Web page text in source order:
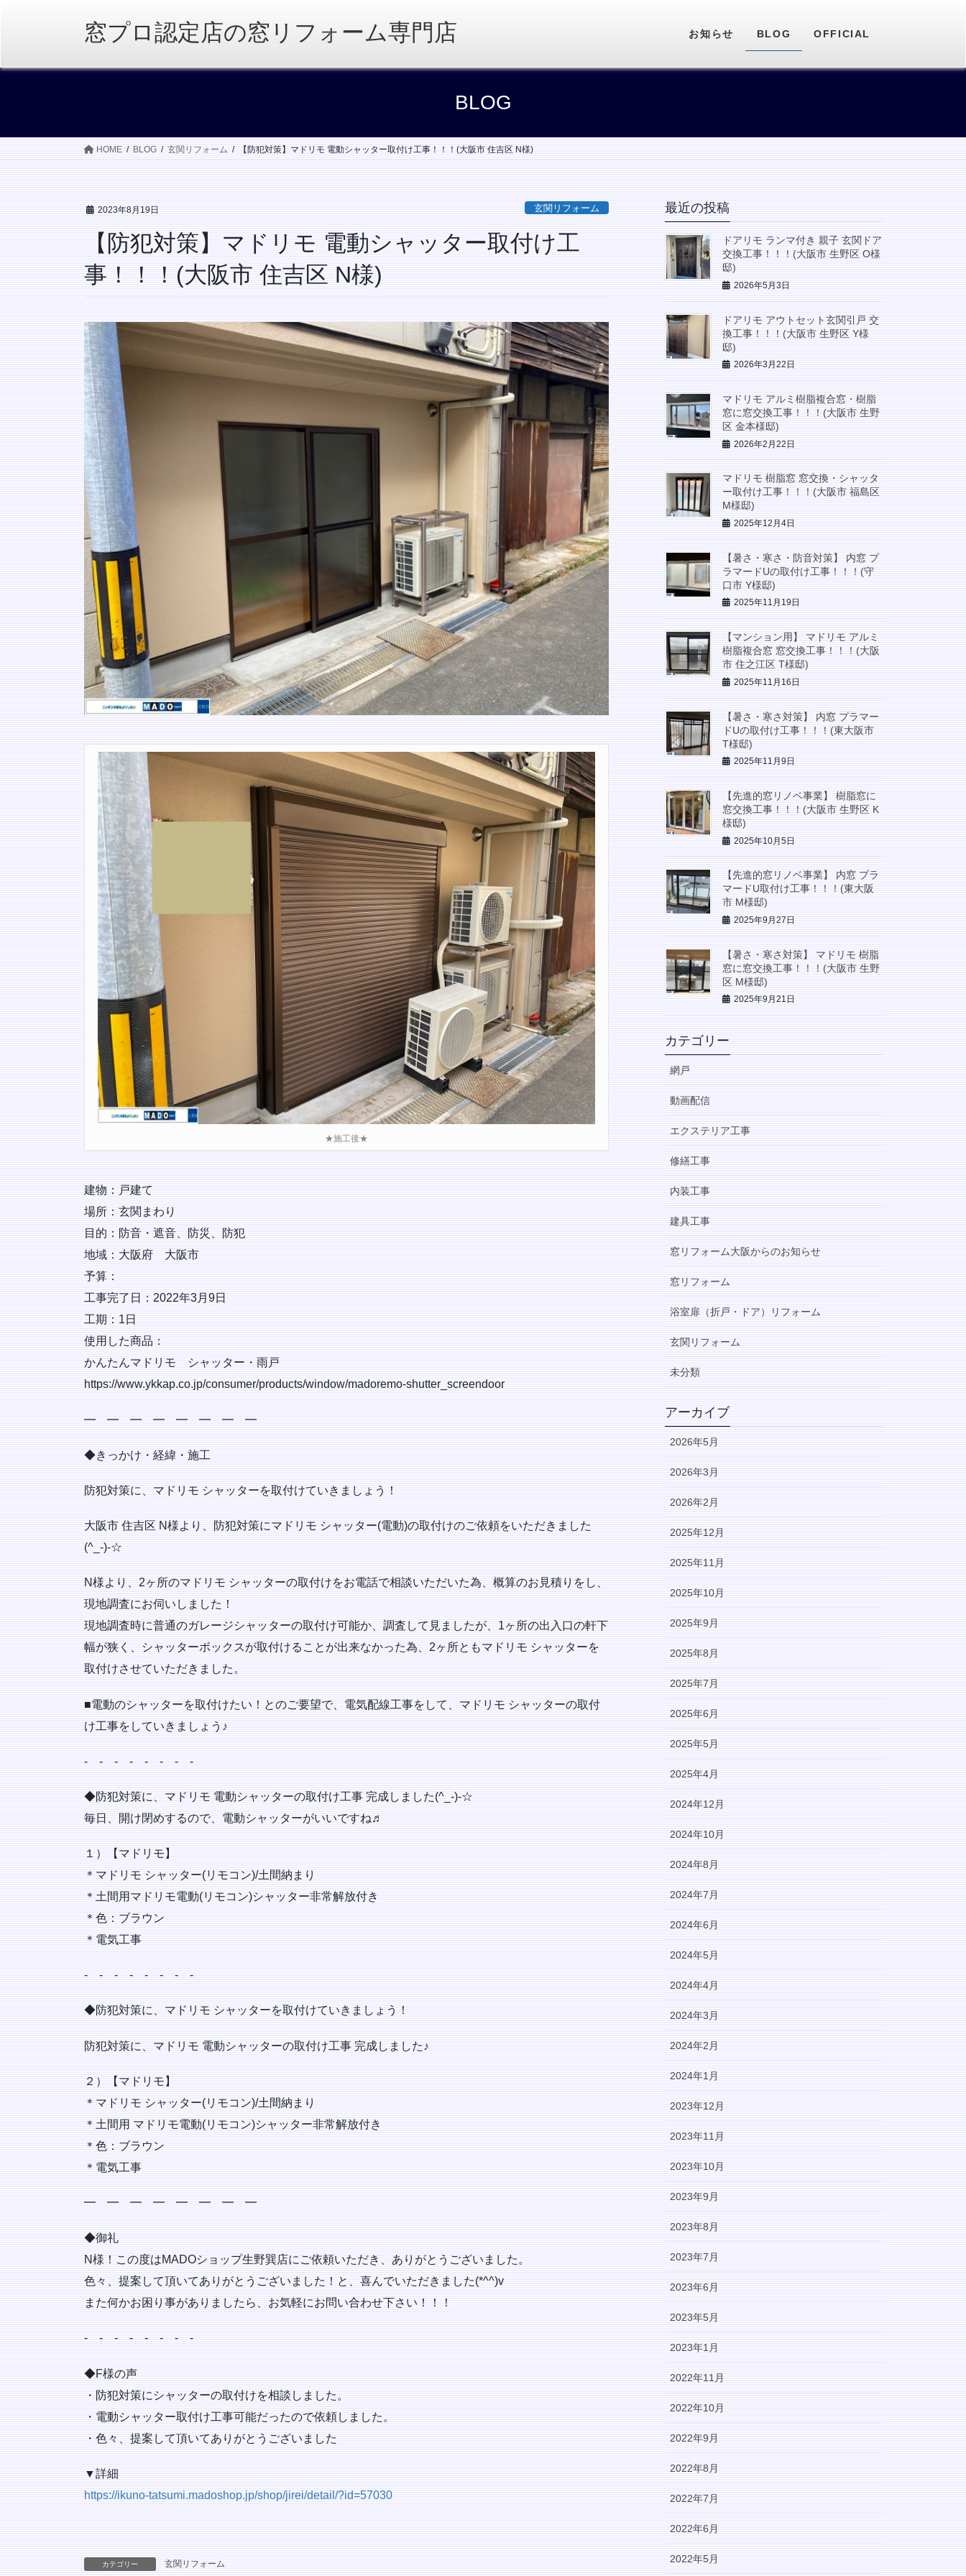
プ
動
窓プロ認定店の窓リフォーム専門店 お知らせ BLOG OFFICIAL
BLOG
HOME BLOG 玄関リフォーム 【防犯対策】マドリモ 電動シャッター取付け工事！！！(大阪市 住吉区 N様)
2023年8月19日 玄関リフォーム
【防犯対策】マドリモ 電動シャッター取付け工
事！！！(大阪市 住吉区 N様)
★施工後★
建物：戸建て
場所：玄関まわり
目的：防音・遮音、防災、防犯
地域：大阪府 大阪市
予算：
工事完了日：2022年3月9日
工期：1日
使用した商品：
かんたんマドリモ シャッター・雨戸
https://www.ykkap.co.jp/consumer/products/window/madoremo-shutter_screendoor
━ ━ ━ ━ ━ ━ ━ ━
◆きっかけ・経緯・施工
防犯対策に、マドリモ シャッターを取付けていきましょう！
大阪市 住吉区 N様より、防犯対策にマドリモ シャッター(電動)の取付けのご依頼をいただきました
(^_-)-☆
N様より、2ヶ所のマドリモ シャッターの取付けをお電話で相談いただいた為、概算のお見積りをし、
現地調査にお伺いしました！
現地調査時に普通のガレージシャッターの取付け可能か、調査して見ましたが、1ヶ所の出入口の軒下
幅が狭く、シャッターボックスが取付けることが出来なかった為、2ヶ所ともマドリモ シャッターを
取付けさせていただきました。
■電動のシャッターを取付けたい！とのご要望で、電気配線工事をして、マドリモ シャッターの取付
け工事をしていきましょう♪
‐ ‐ ‐ ‐ ‐ ‐ ‐ ‐
◆防犯対策に、マドリモ 電動シャッターの取付け工事 完成しました(^_-)-☆
毎日、開け閉めするので、電動シャッターがいいですね♬
１）【マドリモ】
＊マドリモ シャッター(リモコン)/土間納まり
＊土間用マドリモ電動(リモコン)シャッター非常解放付き
＊色：ブラウン
＊電気工事
‐ ‐ ‐ ‐ ‐ ‐ ‐ ‐
◆防犯対策に、マドリモ シャッターを取付けていきましょう！
防犯対策に、マドリモ 電動シャッターの取付け工事 完成しました♪
２）【マドリモ】
＊マドリモ シャッター(リモコン)/土間納まり
＊土間用 マドリモ電動(リモコン)シャッター非常解放付き
＊色：ブラウン
＊電気工事
━ ━ ━ ━ ━ ━ ━ ━
◆御礼
N様！この度はMADOショップ生野巽店にご依頼いただき、ありがとうございました。
色々、提案して頂いてありがとうございました！と、喜んでいただきました(*^^)v
また何かお困り事がありましたら、お気軽にお問い合わせ下さい！！！
‐ ‐ ‐ ‐ ‐ ‐ ‐ ‐
◆F様の声
・防犯対策にシャッターの取付けを相談しました。
・電動シャッター取付け工事可能だったので依頼しました。
・色々、提案して頂いてありがとうございました
▼詳細
https://ikuno-tatsumi.madoshop.jp/shop/jirei/detail/?id=57030
カテゴリー 玄関リフォーム
最近の投稿
ドアリモ ランマ付き 親子 玄関ドア
交換工事！！！(大阪市 生野区 O様
邸)
2026年5月3日
ドアリモ アウトセット玄関引戸 交
換工事！！！(大阪市 生野区 Y様
邸)
2026年3月22日
マドリモ アルミ樹脂複合窓・樹脂
窓に窓交換工事！！！(大阪市 生野
区 金本様邸)
2026年2月22日
マドリモ 樹脂窓 窓交換・シャッタ
ー取付け工事！！！(大阪市 福島区
M様邸)
2025年12月4日
【暑さ・寒さ・防音対策】 内窓 プ
ラマードUの取付け工事！！！(守
口市 Y様邸)
2025年11月19日
【マンション用】 マドリモ アルミ
樹脂複合窓 窓交換工事！！！(大阪
市 住之江区 T様邸)
2025年11月16日
【暑さ・寒さ対策】 内窓 プラマー
ドUの取付け工事！！！(東大阪市
T様邸)
2025年11月9日
【先進的窓リノベ事業】 樹脂窓に
窓交換工事！！！(大阪市 生野区 K
様邸)
2025年10月5日
【先進的窓リノベ事業】 内窓 プラ
マードU取付け工事！！！(東大阪
市 M様邸)
2025年9月27日
【暑さ・寒さ対策】 マドリモ 樹脂
窓に窓交換工事！！！(大阪市 生野
区 M様邸)
2025年9月21日
カテゴリー
網戸
動画配信
エクステリア工事
修繕工事
内装工事
建具工事
窓リフォーム大阪からのお知らせ
窓リフォーム
浴室扉（折戸・ドア）リフォーム
玄関リフォーム
未分類
アーカイブ
2026年5月
2026年3月
2026年2月
2025年12月
2025年11月
2025年10月
2025年9月
2025年8月
2025年7月
2025年6月
2025年5月
2025年4月
2024年12月
2024年10月
2024年8月
2024年7月
2024年6月
2024年5月
2024年4月
2024年3月
2024年2月
2024年1月
2023年12月
2023年11月
2023年10月
2023年9月
2023年8月
2023年7月
2023年6月
2023年5月
2023年1月
2022年11月
2022年10月
2022年9月
2022年8月
2022年7月
2022年6月
2022年5月